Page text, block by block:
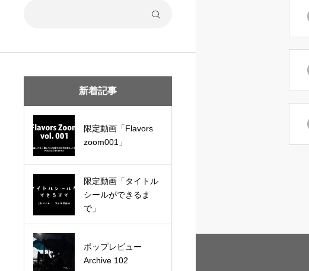
新着記事
限定動画「Flavors
zoom001」
限定動画「タイトル
シールができるま
で」
ポップレビュー
Archive 102